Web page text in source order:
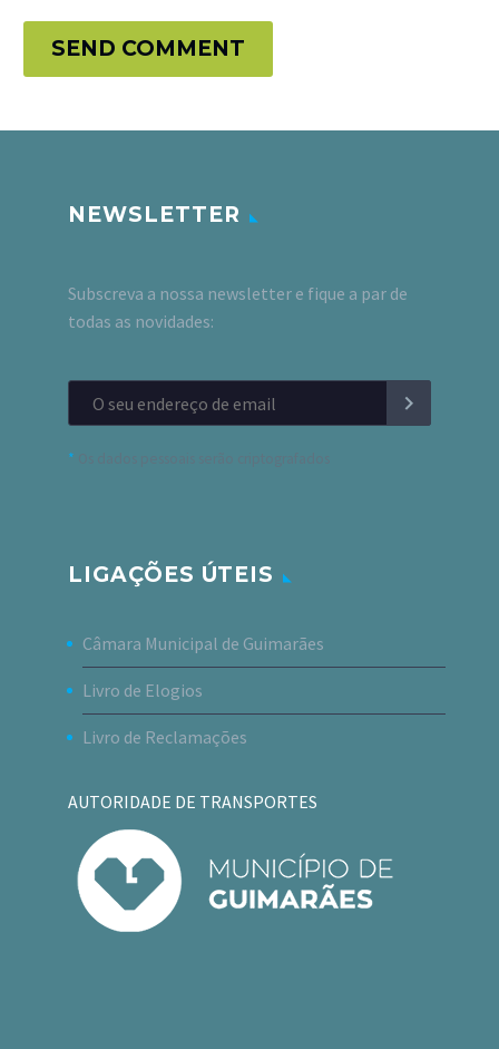
SEND COMMENT
NEWSLETTER
Subscreva a nossa newsletter e fique a par de
todas as novidades:
*
LIGAÇÕES ÚTEIS
Câmara Municipal de Guimarães
Livro de Elogios
Livro de Reclamações
AUTORIDADE DE TRANSPORTES